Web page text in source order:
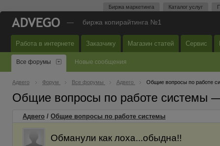
Биржа маркетинга Каталог услуг
— биржа копирайтинга №1
Работа в интернете Заказчику Магазин статей Сервис
Все форумы Новые сообщения
Адвего Форум Все форумы Адвего Общие вопросы по работе
Общие вопросы по работе системы
Адвего / Общие вопросы по работе системы
Обманули как лоха...обыдна!!